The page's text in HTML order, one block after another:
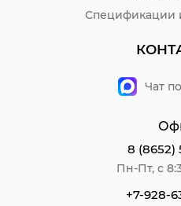
Спецификации
Чат
8 (8652)
Пн-Пт, с
+7-928-